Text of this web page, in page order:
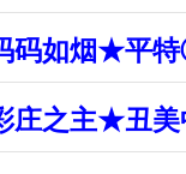
码如烟★平
庄之主★丑